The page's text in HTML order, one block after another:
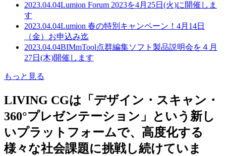
2023.04.04Lumion Forum 2023を4月25日(火)に開催しま
す
2023.04.04Lumion 春の特別キャンペーン！4月14日
（金）お申込み迄
2023.04.04BIMmTool点群編集ソフト製品説明会を４月
27日(木)開催します
もっと見る
LIVING CGは「デザイン・スキャン・
360°プレゼンテーション」という新し
いプラットフォームで、高度化する
様々な社会課題に挑戦し続けていま